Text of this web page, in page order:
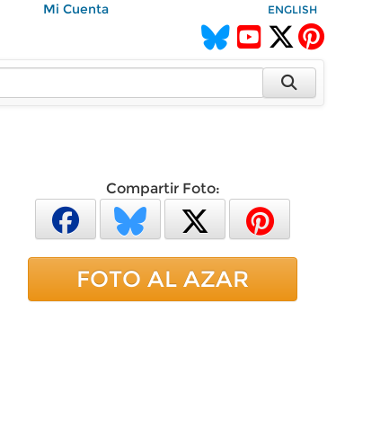
Mi Cuenta ENGLISH
Compartir Foto:
FOTO AL AZAR